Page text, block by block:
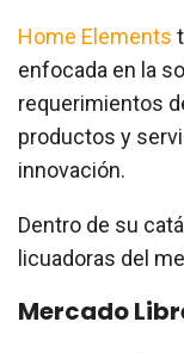
Home Elements
enfocada en la
requerimientos
productos y
innovación.
Dentro de su
licuadoras del
Mercado